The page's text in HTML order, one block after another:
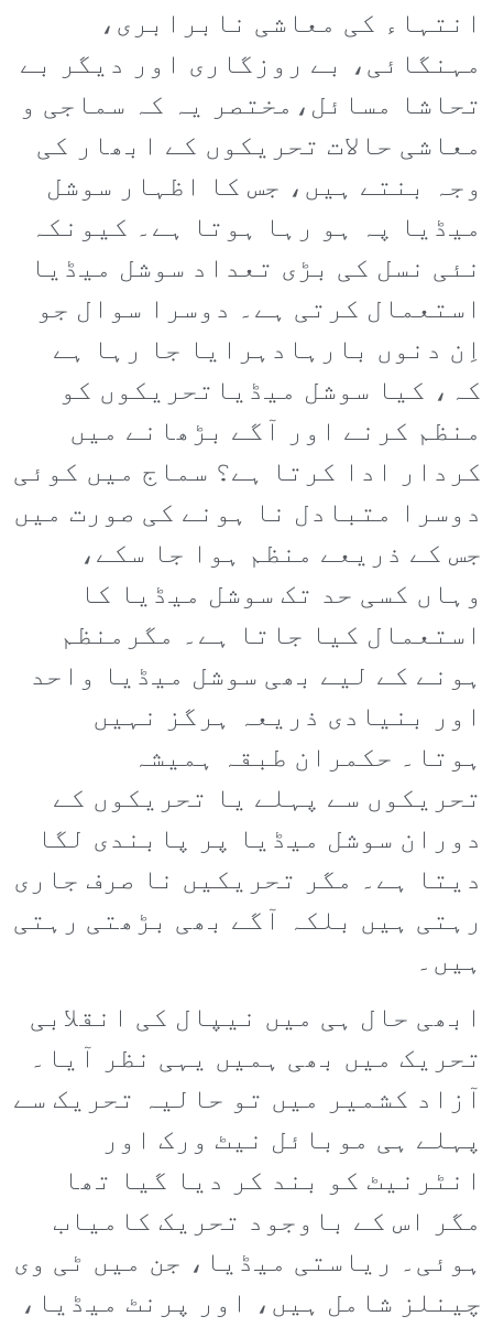
انتہاء کی معاشی نابرابری،
مہنگائی، بے روزگاری اور دیگر بے
تحاشا مسائل،مختصر یہ کہ سماجی و
معاشی حالات تحریکوں کے ابھار کی
وجہ بنتے ہیں، جس کا اظہار سوشل
میڈیا پہ ہو رہا ہوتا ہے۔ کیونکہ
نئی نسل کی بڑی تعداد سوشل میڈیا
استعمال کرتی ہے۔ دوسرا سوال جو
اِن دنوں بارہادہرایا جا رہا ہے
کہ، کیا سوشل میڈیاتحریکوں کو
منظم کرنے اور آگے بڑھانے میں
کردار ادا کرتا ہے؟ سماج میں کوئی
دوسرا متبادل نا ہونے کی صورت میں
جس کے ذریعے منظم ہوا جا سکے،
وہاں کسی حد تک سوشل میڈیا کا
استعمال کیا جاتا ہے۔ مگرمنظم
ہونے کے لیے بھی سوشل میڈیا واحد
اور بنیادی ذریعہ ہرگز نہیں
ہوتا۔ حکمران طبقہ ہمیشہ
تحریکوں سے پہلے یا تحریکوں کے
دوران سوشل میڈیا پر پابندی لگا
دیتا ہے۔ مگر تحریکیں نا صرف جاری
رہتی ہیں بلکہ آگے بھی بڑھتی رہتی
ہیں۔
ابھی حال ہی میں نیپال کی انقلابی
تحریک میں بھی ہمیں یہی نظر آیا۔
آزاد کشمیر میں تو حالیہ تحریک سے
پہلے ہی موبائل نیٹ ورک اور
انٹرنیٹ کو بند کر دیا گیا تھا
مگر اس کے باوجود تحریک کامیاب
ہوئی۔ ریاستی میڈیا، جن میں ٹی وی
چینلز شامل ہیں، اور پرنٹ میڈیا،